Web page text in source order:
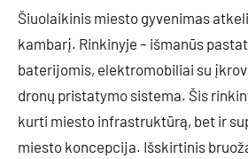
Šiuolaikinis miesto gyvenimas
kambarį. Rinkinyje – išmanūs
baterijomis, elektromobiliai su
dronų pristatymo sistema. Šis
kurti miesto infrastruktūrą, bet ir
miesto koncepcija. Išskirtinis